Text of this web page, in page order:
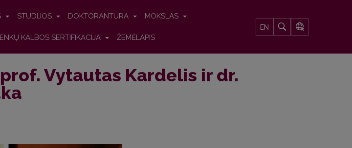
STUDIJOS DOKTORANTŪRA MOKSLAS
KALBOS SERTIFIKACIJA ŽEMĖLAPIS
EN
Vytautas Kardelis ir dr.